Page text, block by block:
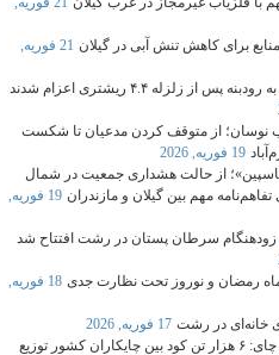
21 فوریه,
پس از زلزله ۴.۴ ریشتری اعزام شدند
نوسان؛ از متوقف کردن مدعیان تا شکست
19 فوریه, 2026
از حالت هشداری جمعیت در شمال
مهم بین گیلان و مازندران
19 فوریه,
سرطان پستان در رشت افتتاح شد
ماه رمضان و نوروز تحت نظارت جدی
18 فوریه,
خانه‌ای در رشت 17 فوریه, 2026
رئیس سازمان چای: ۶ هزار تن کود بین چایکاران کشور توزیع